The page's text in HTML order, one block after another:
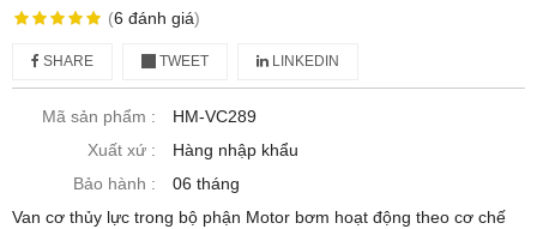
(6 đánh giá)
SHARE TWEET LINKEDIN
Mã sản phẩm :
HM-VC289
Xuất xứ :
Hàng nhập khẩu
Bảo hành :
06 tháng
Van cơ thủy lực trong bộ phận Motor bơm hoạt động theo cơ chế